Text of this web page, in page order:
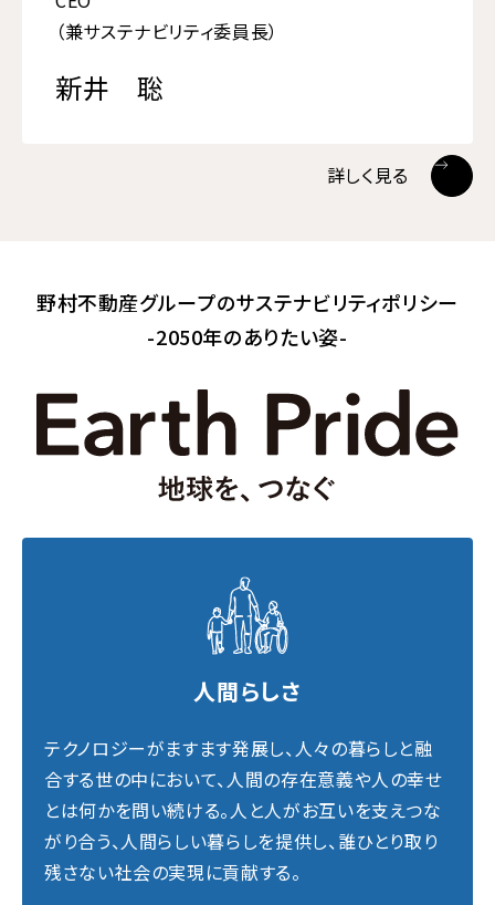
（兼サステナビリティ委員長）
新井 聡
詳しく見る
野村不動産グループのサステナビリティポリシー
-2050年のありたい姿-
人間らしさ
テクノロジーがますます発展し、人々の暮らしと融
合する世の中において、人間の存在意義や人の幸せ
とは何かを問い続ける。人と人がお互いを支えつな
がり合う、人間らしい暮らしを提供し、誰ひとり取り
残さない社会の実現に貢献する。